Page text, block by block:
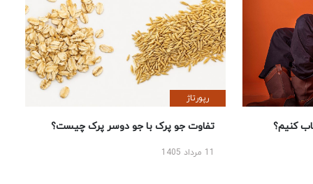
کنیم؟
رپورتاژ
تفاوت جو پرک با جو دوسر پرک چیست؟